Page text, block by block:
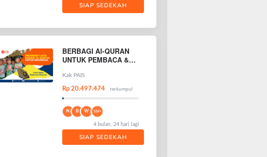
SIAP SEDEKAH
BERBAGI Al-QURAN
UNTUK PEMBACA &
QURAN
Kak PAIS
Rp 20.497.474 terkumpul
N B W 162+
4 bulan, 24 hari lagi
SIAP SEDEKAH